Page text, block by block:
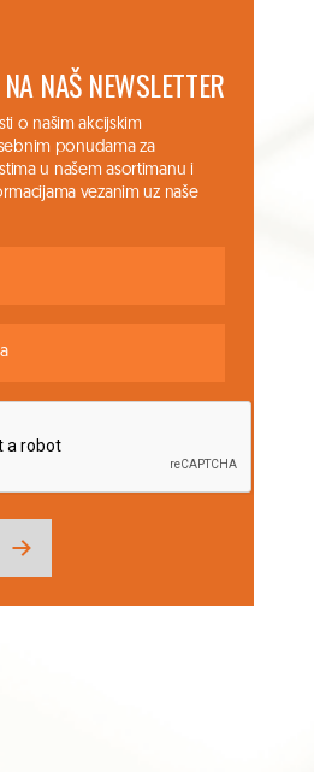
NAŠ NEWSLETTER
o našim akcijskim
ponudama za
u našem asortimanu i
vezanim uz naše